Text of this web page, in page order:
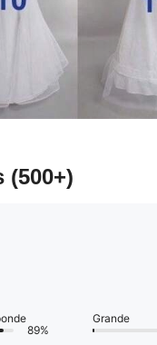
(500+)
89%
Grande